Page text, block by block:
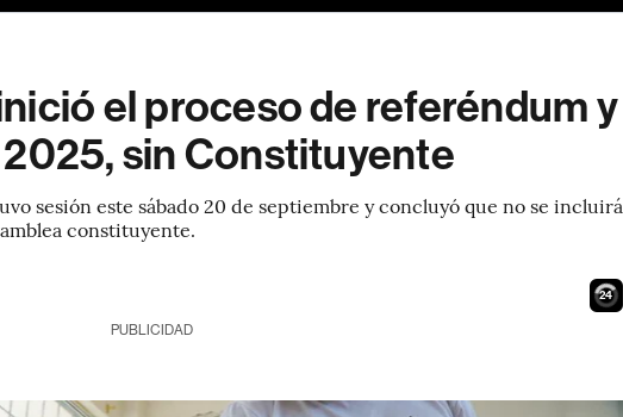
el proceso de referéndum y
sin Constituyente
sesión este sábado 20 de septiembre y concluyó que no se incluirá
constituyente.
23
PUBLICIDAD